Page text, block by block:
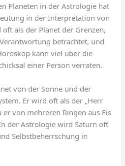
Planeten in der Astrologie hat
in der Interpretation von
als der Planet der Grenzen,
betrachtet, und
kann viel über die
einer Person verraten.
von der Sonne und der
Er wird oft als der „Herr
er von mehreren Ringen aus Eis
der Astrologie wird Saturn oft
Selbstbeherrschung in